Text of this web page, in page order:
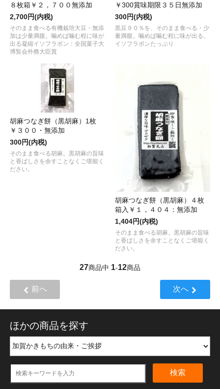
８枚箱￥２，７００無添加
2,700円(内税)
そのまま食べる有機栽培大豆・無添
加は少量満腹。噛めば噛む程に味が
出る凝縮イソフラボン：全国菓子大
博覧会外務大臣賞
￥300賞味期限３５日無添加
300円(内税)
黒豆９０％を、そのまま食べる・少
量満腹。噛めば噛む程に味が出る。
イソフラボンたっぷり
胡麻つなぎ餅（黒胡麻）1枚
￥３００・無添加
300円(内税)
そのまま食べる胡麻。黒胡麻の旨味
と香ばしさを余すことなくご堪能く
ださい。
胡麻つなぎ餅（黒胡麻）４枚
箱入￥１，４０４：無添加
1,404円(内税)
そのまま食べる胡麻。黒胡麻の旨味
と香ばしさを余すことなくご堪能く
ださい。
27商品中 1-12商品
前へ 次へ
ほかの商品を探す
検索